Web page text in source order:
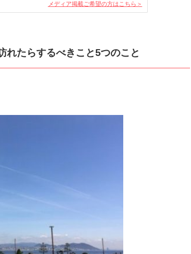
メディア掲載ご希望の方はこちら＞
れたらするべきこと5つのこと